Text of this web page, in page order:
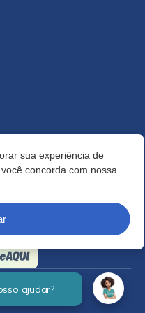
sua experiência de
concorda com nossa